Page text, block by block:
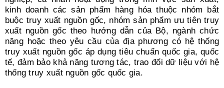
kinh doanh các sản phẩm hàng hóa thuộc nhóm bắt
buộc truy xuất nguồn gốc, nhóm sản phẩm ưu tiên truy
xuất nguồn gốc theo hướng dẫn của Bộ, ngành chức
năng hoặc theo yêu cầu của địa phương có hệ thống
truy xuất nguồn gốc áp dụng tiêu chuẩn quốc gia, quốc
tế, đảm bảo khả năng tương tác, trao đổi dữ liệu với hệ
thống truy xuất nguồn gốc quốc gia.